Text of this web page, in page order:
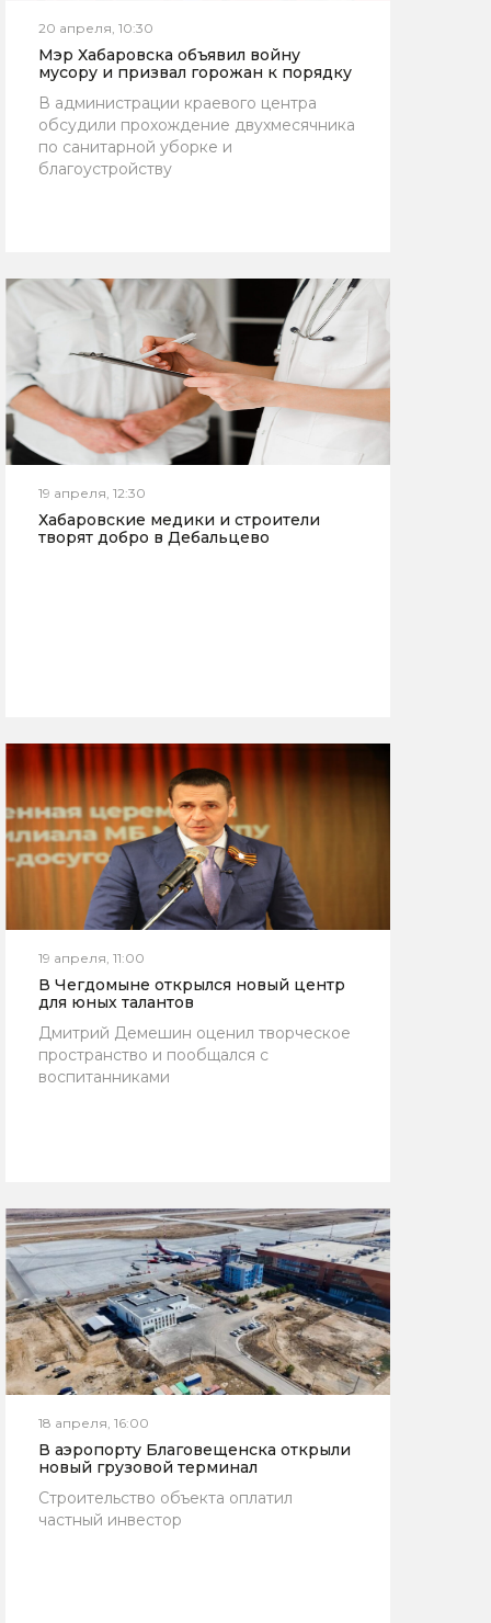
20 апреля, 10:30
Мэр Хабаровска объявил войну
мусору и призвал горожан к порядку
В администрации краевого центра
обсудили прохождение двухмесячника
по санитарной уборке и
благоустройству
19 апреля, 12:30
Хабаровские медики и строители
творят добро в Дебальцево
19 апреля, 11:00
В Чегдомыне открылся новый центр
для юных талантов
Дмитрий Демешин оценил творческое
пространство и пообщался с
воспитанниками
18 апреля, 16:00
В аэропорту Благовещенска открыли
новый грузовой терминал
Строительство объекта оплатил
частный инвестор